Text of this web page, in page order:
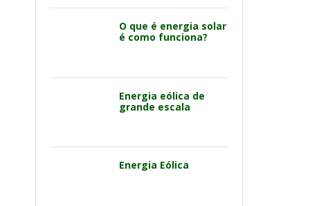
O que é energia solar
é como funciona?
Energia eólica de
grande escala
Energia Eólica